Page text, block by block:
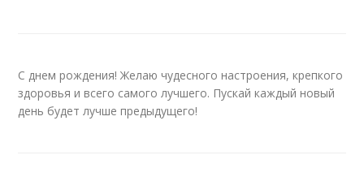
С днем рождения! Желаю чудесного настроения, крепкого
здоровья и всего самого лучшего. Пускай каждый новый
день будет лучше предыдущего!